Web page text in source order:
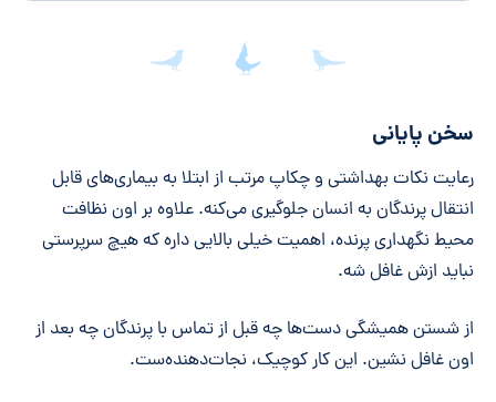
سخن پایانی
رعایت نکات بهداشتی و چکاپ مرتب از ابتلا به بیماری‌های قابل
انتقال پرندگان به انسان جلوگیری می‌کنه. علاوه بر اون نظافت
محیط نگهداری پرنده، اهمیت خیلی بالایی داره که هیچ سرپرستی
نباید ازش غافل شه.
از شستن همیشگی دست‌ها چه قبل از تماس با پرندگان چه بعد از
اون غافل نشین. این کار کوچیک، نجات‌دهنده‌ست.